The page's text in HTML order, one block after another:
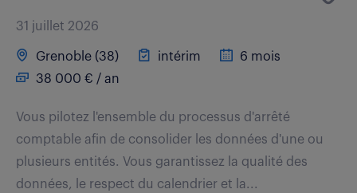
31 juillet 2026
Grenoble (38) intérim
6 mois
38 000 € / an
Vous pilotez l'ensemble du processus d'arrêté
comptable afin de consolider les données d'une ou
plusieurs entités. Vous garantissez la qualité des
données, le respect du calendrier et la...